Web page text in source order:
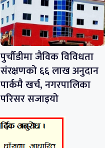
पुर्चौडीमा जैविक विविधता
संरक्षणको ६६ लाख अनुदान
पार्कमै खर्च, नगरपालिका
परिसर सजाइयो